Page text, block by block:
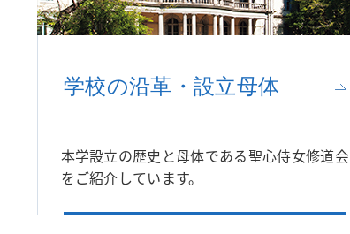
学校の沿革・設立母体
本学設立の歴史と母体である聖心侍女修道会
をご紹介しています。